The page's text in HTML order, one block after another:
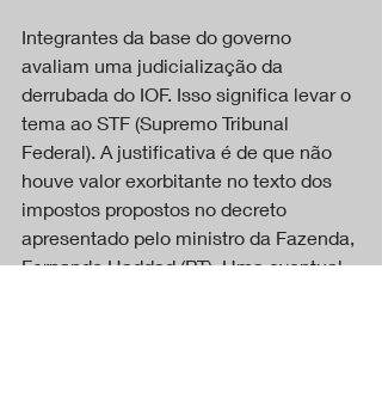
Integrantes da base do governo
avaliam uma judicialização da
derrubada do IOF. Isso significa levar o
tema ao STF (Supremo Tribunal
Federal). A justificativa é de que não
houve valor exorbitante no texto dos
impostos propostos no decreto
apresentado pelo ministro da Fazenda,
Fernando Haddad (PT). Uma eventual